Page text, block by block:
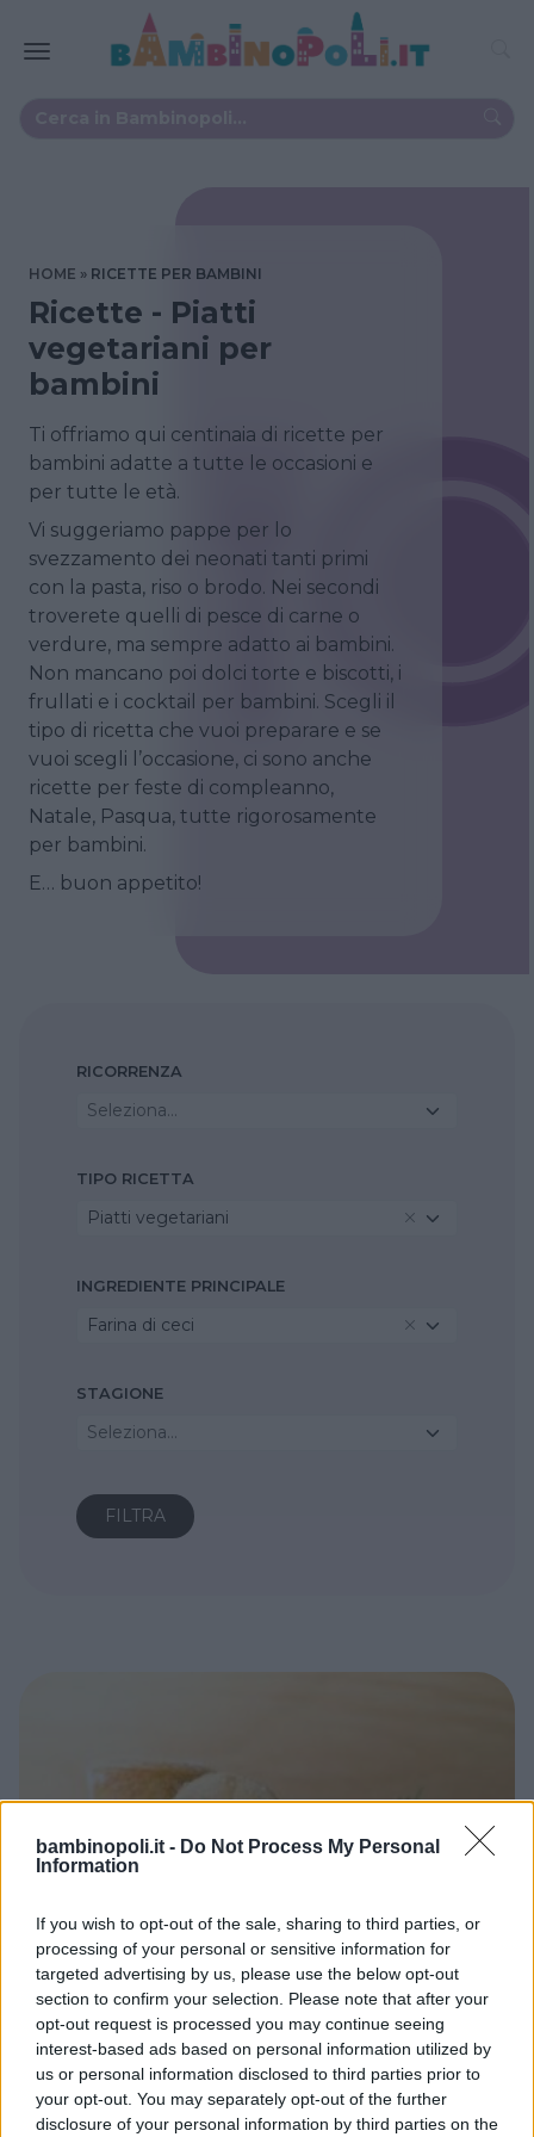
bambinopoli.it - Do Not Process My Personal
Information
If you wish to opt-out of the sale, sharing to third parties, or
processing of your personal or sensitive information for
targeted advertising by us, please use the below opt-out
section to confirm your selection. Please note that after your
opt-out request is processed you may continue seeing
interest-based ads based on personal information utilized by
us or personal information disclosed to third parties prior to
your opt-out. You may separately opt-out of the further
disclosure of your personal information by third parties on the
HOME RICETTE PER BAMBINI
Ricette - Piatti
vegetariani per
bambini
Ti offriamo qui centinaia di ricette per
bambini adatte a tutte le occasioni e
per tutte le età.
Vi suggeriamo pappe per lo
svezzamento dei neonati tanti primi
con la pasta, riso o brodo. Nei secondi
troverete quelli di pesce di carne o
verdure, ma sempre adatto ai bambini.
Non mancano poi dolci torte e biscotti, i
frullati e i cocktail per bambini. Scegli il
tipo di ricetta che vuoi preparare e se
vuoi scegli l’occasione, ci sono anche
ricette per feste di compleanno,
Natale, Pasqua, tutte rigorosamente
per bambini.
E… buon appetito!
RICORRENZA
Seleziona...
TIPO RICETTA
Piatti vegetariani
INGREDIENTE PRINCIPALE
Farina di ceci
STAGIONE
Seleziona...
TUTTI I GIORNI • PIATTI UNICI • PIATTI VEGETARIANI
TORTE SALATE/PIZZE/PANE
• ESTATE • AUTUNNO •
PRIMAVERA • INVERNO
Focaccine di ceci ripiene
FARINA DI CECI SPINACI